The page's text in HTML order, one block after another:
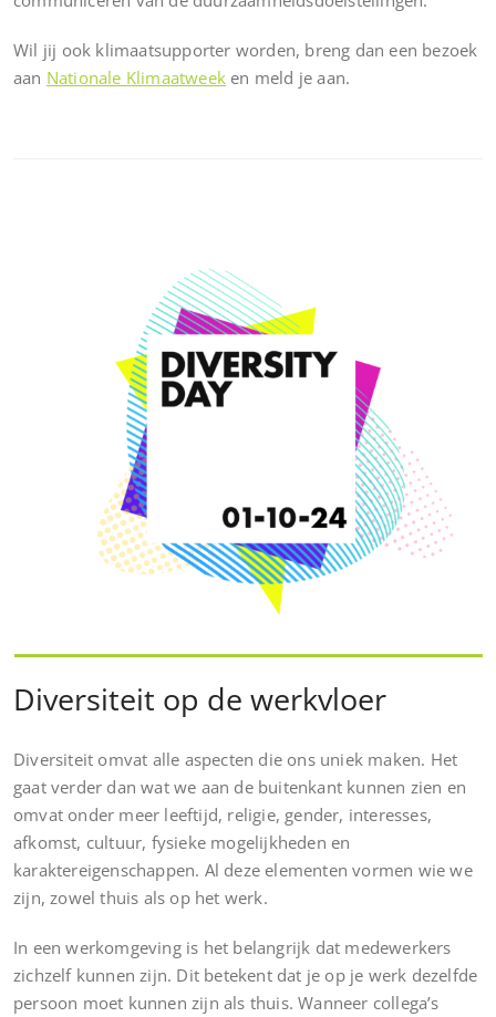
Wil jij ook klimaatsupporter worden, breng dan een bezoek
aan Nationale Klimaatweek en meld je aan.
Diversiteit op de werkvloer
Diversiteit omvat alle aspecten die ons uniek maken. Het
gaat verder dan wat we aan de buitenkant kunnen zien en
omvat onder meer leeftijd, religie, gender, interesses,
afkomst, cultuur, fysieke mogelijkheden en
karaktereigenschappen. Al deze elementen vormen wie we
zijn, zowel thuis als op het werk.
In een werkomgeving is het belangrijk dat medewerkers
zichzelf kunnen zijn. Dit betekent dat je op je werk dezelfde
persoon moet kunnen zijn als thuis. Wanneer collega’s